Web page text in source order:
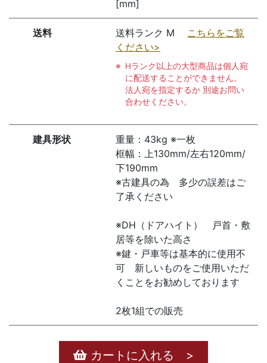
[mm]
送料 送料ランク M こちらをご覧
ください>
Hランク以上の大型商品は個人宛
に配送することができません。
法人宛を指定するか 別途お問い
合わせください。
建具形状
重量：43kg ※一枚
框幅：上130mm/左右120mm/
下190mm
※古建具の為 多少の誤差はご
了承ください
※DH（ドアハイト） 戸首・敷
居等を除いた高さ
※鍵・戸車等は基本的に使用不
可 新しいものをご使用いただ
くことをお勧めしております
2枚1組での販売
カートに入れる >